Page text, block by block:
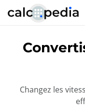
Changez les